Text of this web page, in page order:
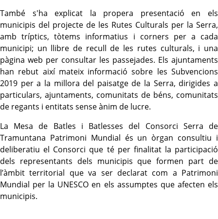
També s'ha explicat la propera presentació en els
municipis del projecte de les Rutes Culturals per la Serra,
amb tríptics, tòtems informatius i corners per a cada
municipi; un llibre de recull de les rutes culturals, i una
pàgina web per consultar les passejades. Els ajuntaments
han rebut així mateix informació sobre les Subvencions
2019 per a la millora del paisatge de la Serra, dirigides a
particulars, ajuntaments, comunitats de béns, comunitats
de regants i entitats sense ànim de lucre.
La Mesa de Batles i Batlesses del Consorci Serra de
Tramuntana Patrimoni Mundial és un òrgan consultiu i
deliberatiu el Consorci que té per finalitat la participació
dels representants dels municipis que formen part de
l’àmbit territorial que va ser declarat com a Patrimoni
Mundial per la UNESCO en els assumptes que afecten els
municipis.